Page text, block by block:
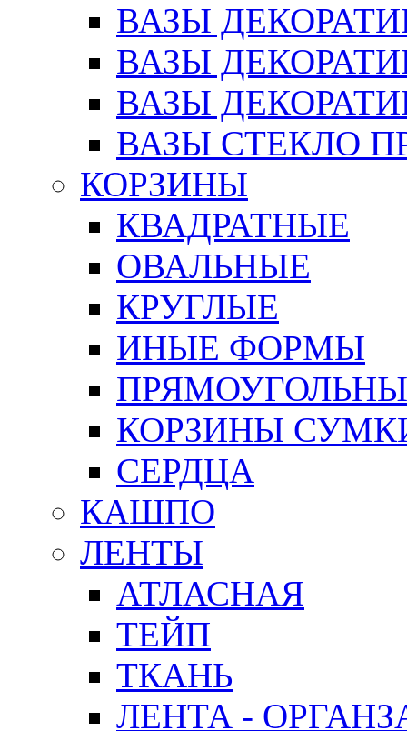
ВАЗЫ
ВАЗЫ
ВАЗЫ
ВАЗЫ СТЕКЛО
КОРЗИНЫ
КВАДРАТНЫЕ
ОВАЛЬНЫЕ
КРУГЛЫЕ
ИНЫЕ ФОРМЫ
КОРЗИНЫ
СЕРДЦА
КАШПО
ЛЕНТЫ
АТЛАСНАЯ
ТЕЙП
ТКАНЬ
ЛЕНТА -